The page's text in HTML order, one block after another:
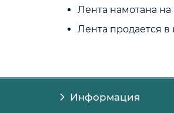
Лента намотана
Лента продается
Информация